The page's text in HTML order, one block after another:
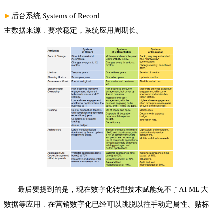
► 后台系统 Systems of Record
主数据来源，要求稳定，系统应用周期长。
最后要提到的是，现在数字化转型技术赋能免不了AI ML 大
数据等应用，在营销数字化已经可以跳脱以往手动定属性、贴标